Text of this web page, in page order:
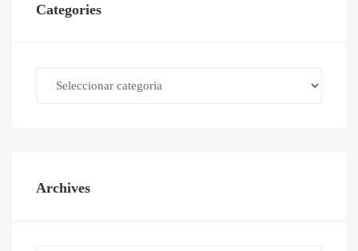
Categories
Archives